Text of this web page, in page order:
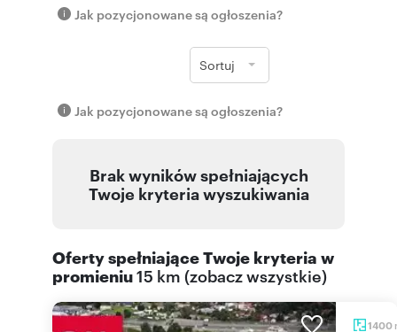
Jak pozycjonowane są ogłoszenia?
Sortuj
Jak pozycjonowane są ogłoszenia?
Brak wyników spełniających
Twoje kryteria wyszukiwania
Oferty spełniające Twoje kryteria w
promieniu15 km (zobacz wszystkie)
1400